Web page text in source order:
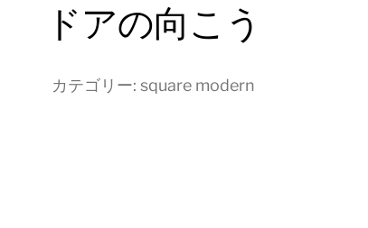
ドアの向こう
カテゴリー: square modern